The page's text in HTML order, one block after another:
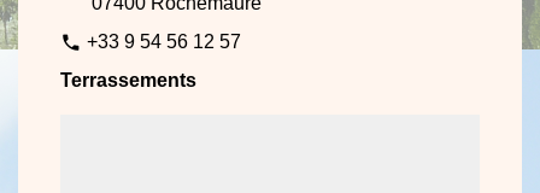
phone +33 9 54 56 12 57
Terrassements